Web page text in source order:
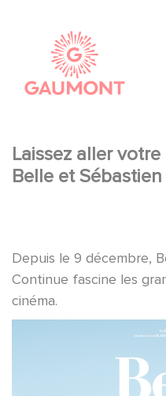
Laissez aller
Belle et Sébastien
Depuis le 9 décembre,
Continue fascine les
cinéma.